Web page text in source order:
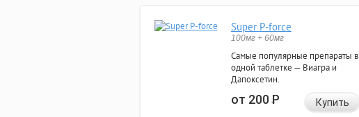
Super P-force
100мг + 60мг
Самые популярные препараты в
одной таблетке — Виагра и
Дапоксетин.
от 200Р Купить